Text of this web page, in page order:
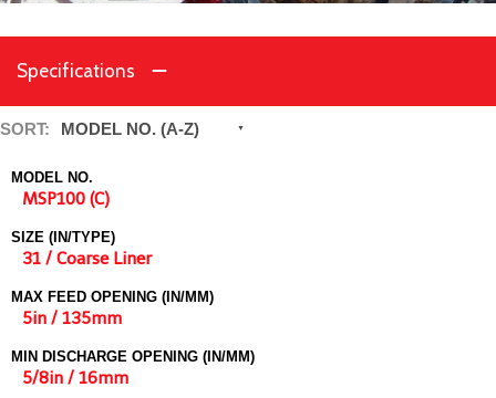
Specifications
SORT: MODEL NO. (A-Z)
MODEL NO.
MSP100 (C)
SIZE (IN/TYPE)
31 / Coarse Liner
MAX FEED OPENING (IN/MM)
5in / 135mm
MIN DISCHARGE OPENING (IN/MM)
5/8in / 16mm